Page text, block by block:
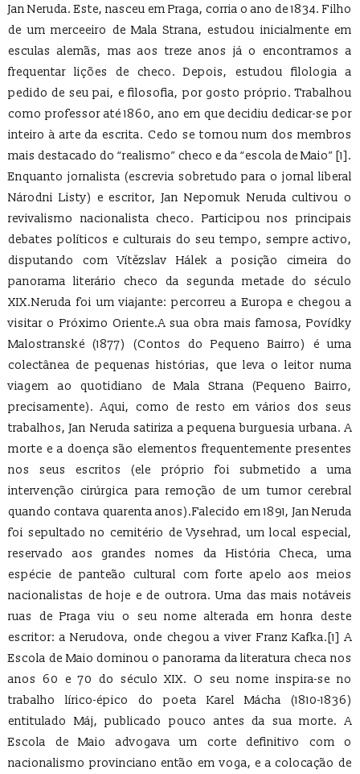
Jan Neruda. Este, nasceu em Praga, corria o ano de 1834. Filho
de um merceeiro de Mala Strana, estudou inicialmente em
esculas alemãs, mas aos treze anos já o encontramos a
frequentar lições de checo. Depois, estudou filologia a
pedido de seu pai, e filosofia, por gosto próprio. Trabalhou
como professor até 1860, ano em que decidiu dedicar-se por
inteiro à arte da escrita. Cedo se tornou num dos membros
mais destacado do “realismo” checo e da “escola de Maio” [1].
Enquanto jornalista (escrevia sobretudo para o jornal liberal
Národni Listy) e escritor, Jan Nepomuk Neruda cultivou o
revivalismo nacionalista checo. Participou nos principais
debates políticos e culturais do seu tempo, sempre activo,
disputando com Vítězslav Hálek a posição cimeira do
panorama literário checo da segunda metade do século
XIX.Neruda foi um viajante: percorreu a Europa e chegou a
visitar o Próximo Oriente.A sua obra mais famosa, Povídky
Malostranské (1877) (Contos do Pequeno Bairro) é uma
colectânea de pequenas histórias, que leva o leitor numa
viagem ao quotidiano de Mala Strana (Pequeno Bairro,
precisamente). Aqui, como de resto em vários dos seus
trabalhos, Jan Neruda satiriza a pequena burguesia urbana. A
morte e a doença são elementos frequentemente presentes
nos seus escritos (ele próprio foi submetido a uma
intervenção cirúrgica para remoção de um tumor cerebral
quando contava quarenta anos).Falecido em 1891, Jan Neruda
foi sepultado no cemitério de Vysehrad, um local especial,
reservado aos grandes nomes da História Checa, uma
espécie de panteão cultural com forte apelo aos meios
nacionalistas de hoje e de outrora. Uma das mais notáveis
ruas de Praga viu o seu nome alterada em honra deste
escritor: a Nerudova, onde chegou a viver Franz Kafka.[1] A
Escola de Maio dominou o panorama da literatura checa nos
anos 60 e 70 do século XIX. O seu nome inspira-se no
trabalho lírico-épico do poeta Karel Mácha (1810-1836)
entitulado Máj, publicado pouco antes da sua morte. A
Escola de Maio advogava um corte definitivo com o
nacionalismo provinciano então em voga, e a colocação de